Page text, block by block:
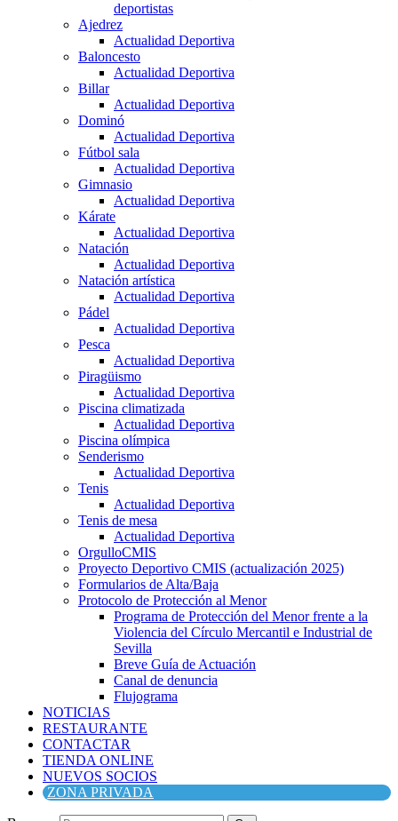
deportistas
Ajedrez
Actualidad Deportiva
Baloncesto
Actualidad Deportiva
Billar
Actualidad Deportiva
Dominó
Actualidad Deportiva
Fútbol sala
Actualidad Deportiva
Gimnasio
Actualidad Deportiva
Kárate
Actualidad Deportiva
Natación
Actualidad Deportiva
Natación artística
Actualidad Deportiva
Pádel
Actualidad Deportiva
Pesca
Actualidad Deportiva
Piragüismo
Actualidad Deportiva
Piscina climatizada
Actualidad Deportiva
Piscina olímpica
Senderismo
Actualidad Deportiva
Tenis
Actualidad Deportiva
Tenis de mesa
Actualidad Deportiva
OrgulloCMIS
Proyecto Deportivo CMIS (actualización 2025)
Formularios de Alta/Baja
Protocolo de Protección al Menor
Programa de Protección del Menor frente a la
Violencia del Círculo Mercantil e Industrial de
Sevilla
Breve Guía de Actuación
Canal de denuncia
Flujograma
NOTICIAS
RESTAURANTE
CONTACTAR
TIENDA ONLINE
NUEVOS SOCIOS
ZONA PRIVADA